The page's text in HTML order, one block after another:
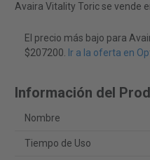
Avaira Vitality Toric se vende
El precio más bajo para
$207200. Ir a la oferta en
Información del
Nombre
Tiempo de Uso